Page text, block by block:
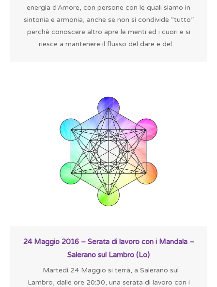
energia d’Amore, con persone con le quali siamo in
sintonia e armonia, anche se non si condivide “tutto”
perchè conoscere altro apre le menti ed i cuori e si
riesce a mantenere il flusso del dare e del…
24 Maggio 2016 – Serata di lavoro con i Mandala –
Salerano sul Lambro (Lo)
Martedì 24 Maggio si terrà, a Salerano sul
Lambro, dalle ore 20:30, una serata di lavoro con i